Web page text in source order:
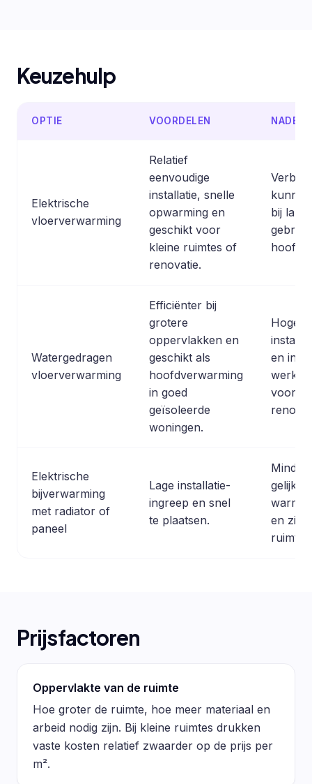
Keuzehulp
OPTIE VOORDELEN
Elektrische
vloerverwarming
Relatief
eenvoudige
installatie, snelle
opwarming en
geschikt voor
kleine ruimtes of
renovatie.
bij
Watergedragen
vloerverwarming
Efficiënter bij
grotere
oppervlakken en
geschikt als
hoofdverwarming
in goed
geïsoleerde
woningen.
Hogere
en
vooral
Elektrische
bijverwarming
met radiator of
paneel
Lage installatie-
ingreep en snel
te plaatsen.
Minder
en
ruimte.
Prijsfactoren
Oppervlakte van de ruimte
Hoe groter de ruimte, hoe meer materiaal en
arbeid nodig zijn. Bij kleine ruimtes drukken
vaste kosten relatief zwaarder op de prijs per
m².